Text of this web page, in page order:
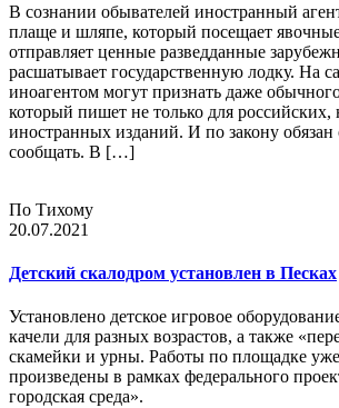
В сознании обывателей иностранный
плаще и шляпе, который посещает
отправляет ценные разведданные
расшатывает государственную лодку. На
иноагентом могут признать даже
который пишет не только для российских,
иностранных изданий. И по закону обязан
сообщать. В […]
По Тихому
20.07.2021
Детский скалодром установлен в Песках
Установлено детское игровое
качели для разных возрастов, а также
скамейки и урны. Работы по площадке
произведены в рамках федерального
городская среда».